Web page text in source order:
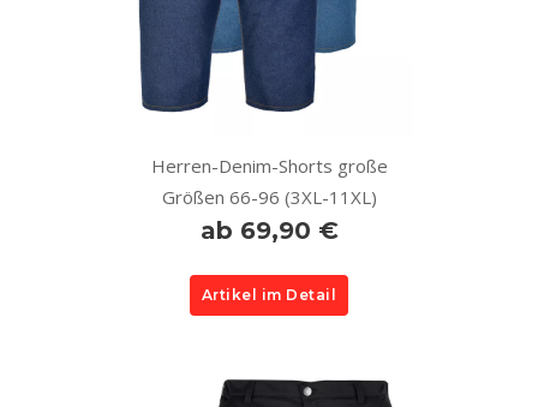
Herren-Denim-Shorts große
Größen 66-96 (3XL-11XL)
ab 69,90 €
Artikel im Detail